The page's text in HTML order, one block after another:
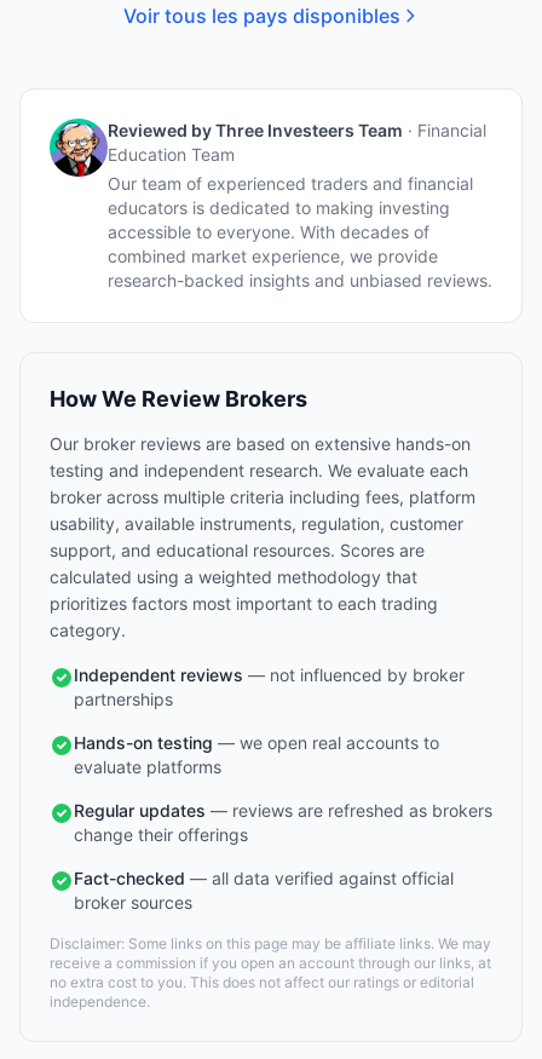
Voir tous les pays disponibles
Reviewed byThree Investeers Team · Financial
Education Team
Our team of experienced traders and financial
educators is dedicated to making investing
accessible to everyone. With decades of
combined market experience, we provide
research-backed insights and unbiased reviews.
How We Review Brokers
Our broker reviews are based on extensive hands-on
testing and independent research. We evaluate each
broker across multiple criteria including fees, platform
usability, available instruments, regulation, customer
support, and educational resources. Scores are
calculated using a weighted methodology that
prioritizes factors most important to each trading
category.
Independent reviews — not influenced by broker
partnerships
Hands-on testing — we open real accounts to
evaluate platforms
Regular updates — reviews are refreshed as brokers
change their offerings
Fact-checked — all data verified against official
broker sources
Disclaimer: Some links on this page may be affiliate links. We may
receive a commission if you open an account through our links, at
no extra cost to you. This does not affect our ratings or editorial
independence.